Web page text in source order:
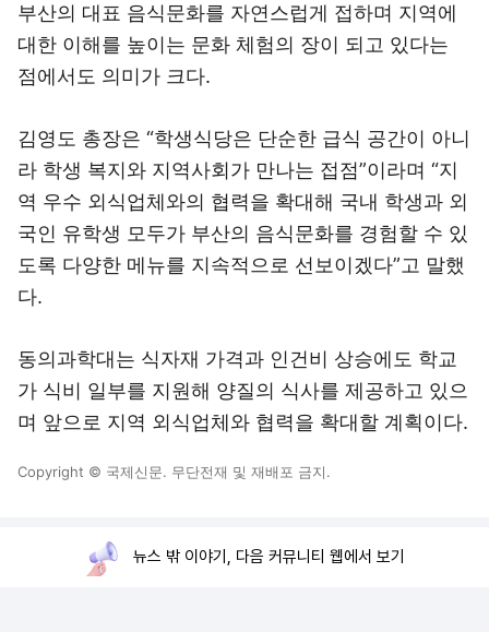
부산의 대표 음식문화를 자연스럽게 접하며 지역에
대한 이해를 높이는 문화 체험의 장이 되고 있다는
점에서도 의미가 크다.
김영도 총장은 “학생식당은 단순한 급식 공간이 아니
라 학생 복지와 지역사회가 만나는 접점”이라며 “지
역 우수 외식업체와의 협력을 확대해 국내 학생과 외
국인 유학생 모두가 부산의 음식문화를 경험할 수 있
도록 다양한 메뉴를 지속적으로 선보이겠다”고 말했
다.
동의과학대는 식자재 가격과 인건비 상승에도 학교
가 식비 일부를 지원해 양질의 식사를 제공하고 있으
며 앞으로 지역 외식업체와 협력을 확대할 계획이다.
Copyright © 국제신문. 무단전재 및 재배포 금지.
뉴스 밖 이야기, 다음 커뮤니티 웹에서 보기